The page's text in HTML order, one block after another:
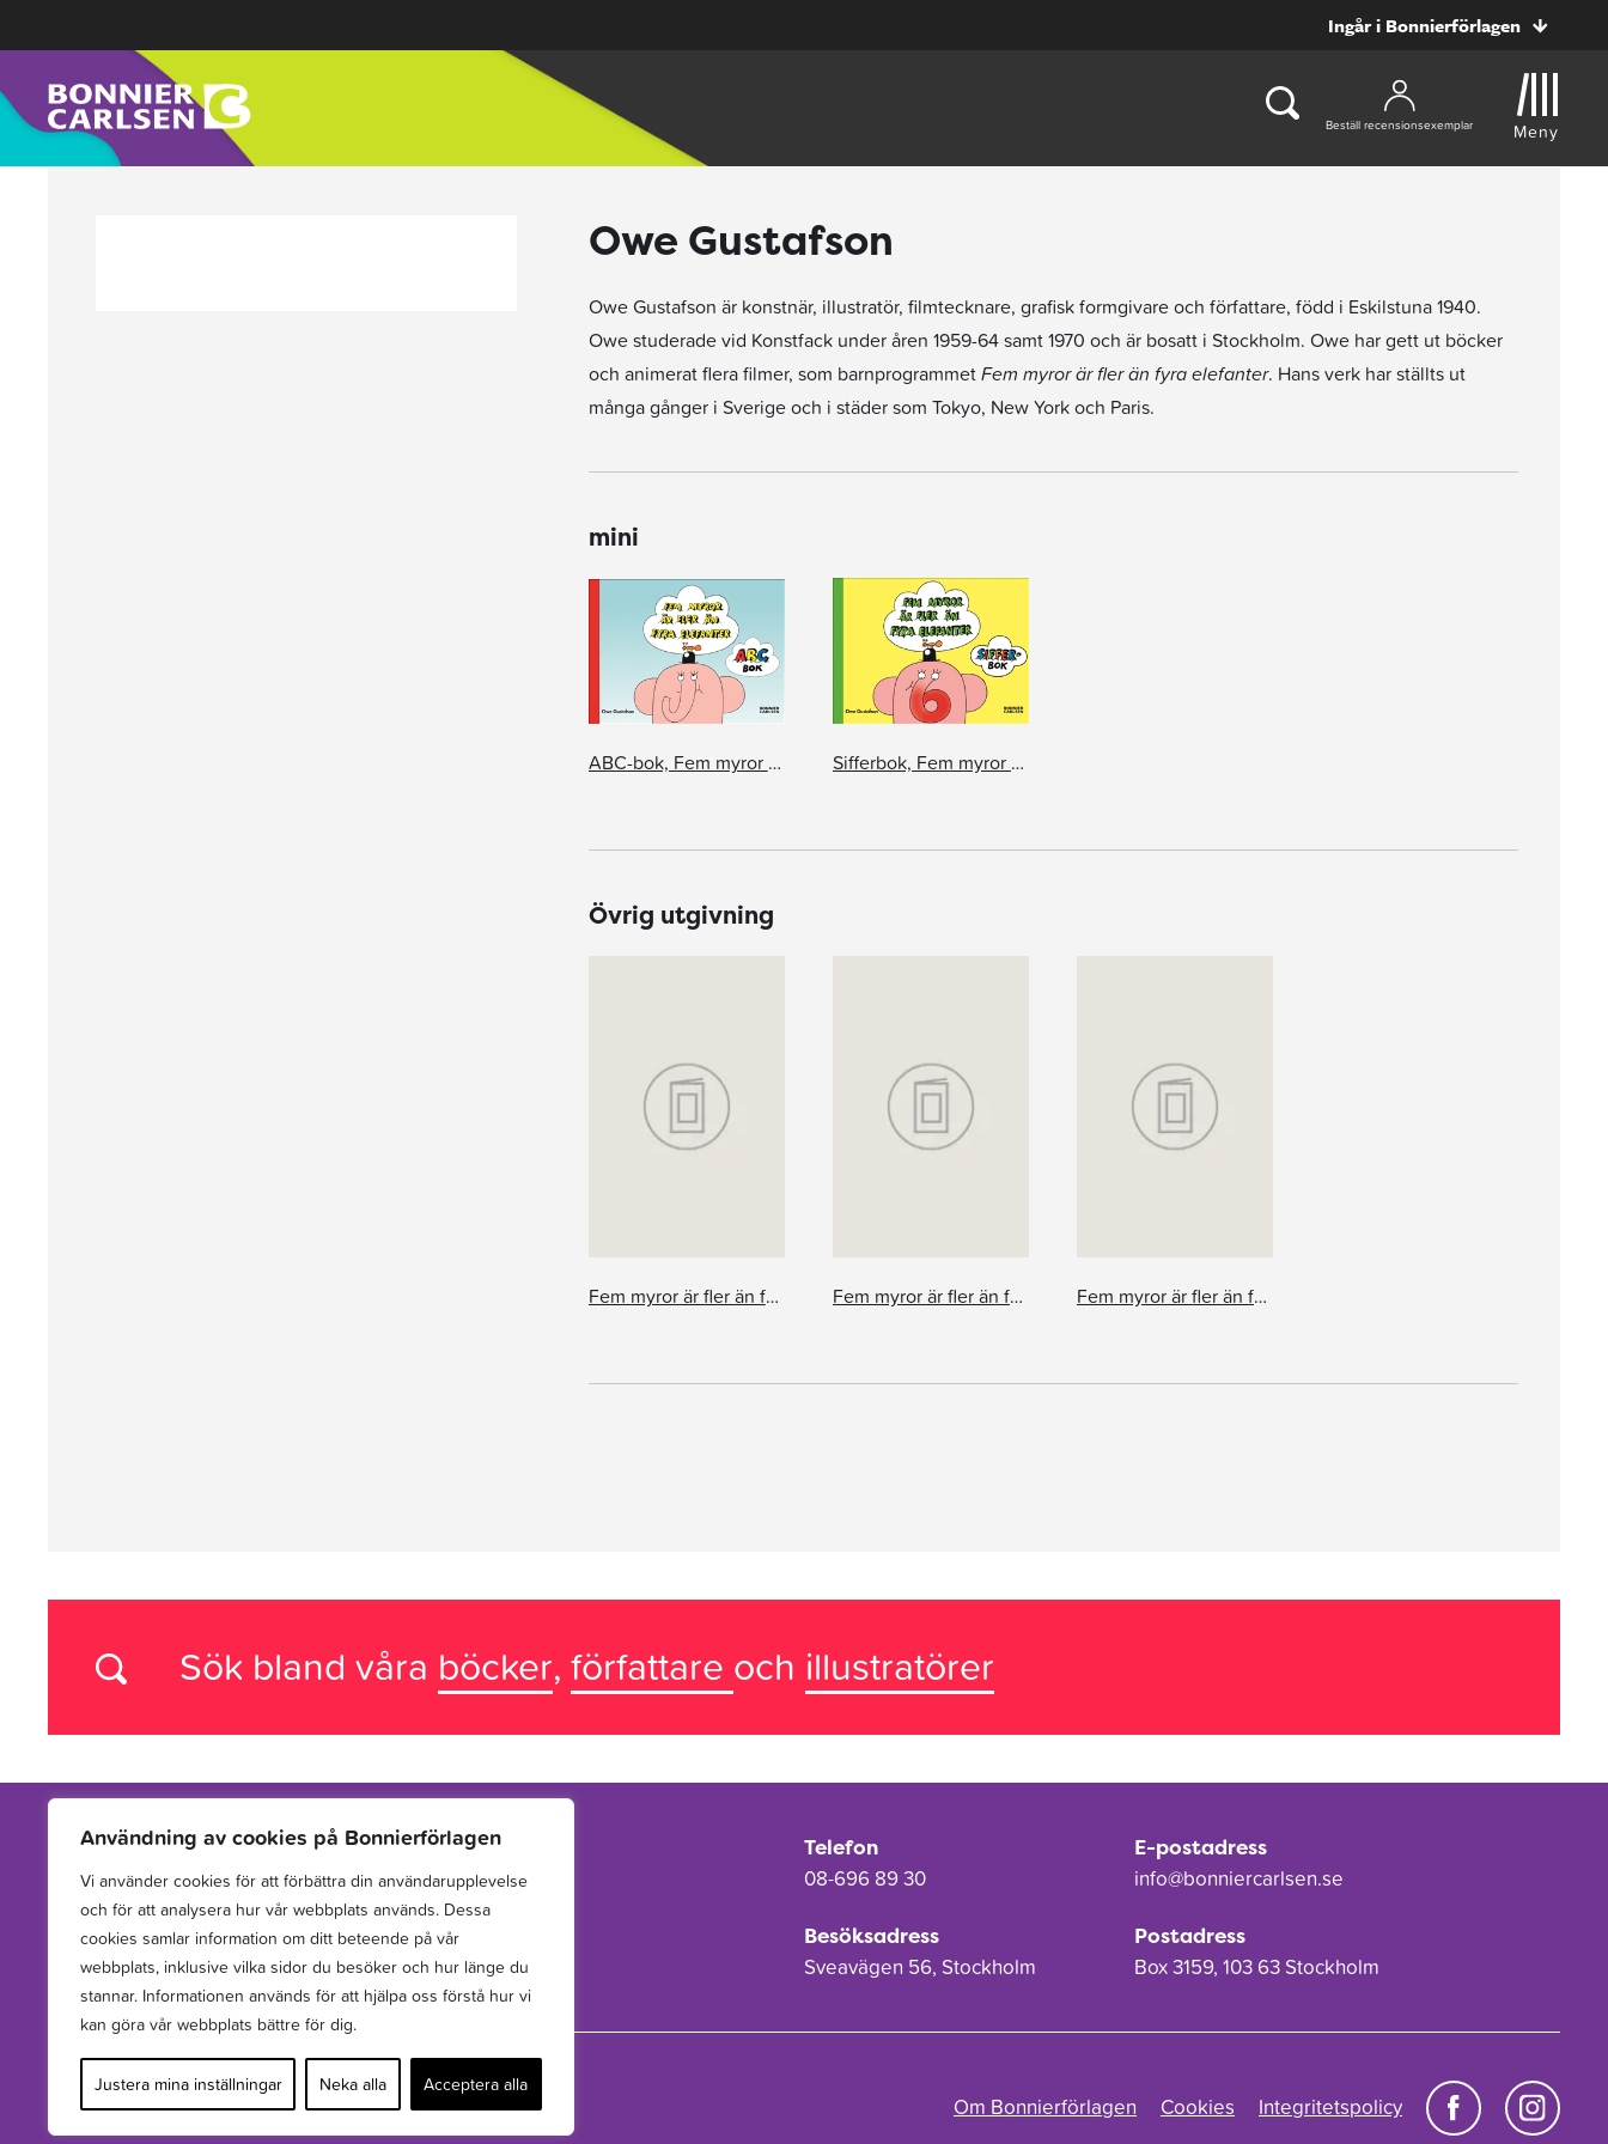
Användning av cookies på Bonnierförlagen
Vi använder cookies för att förbättra din användarupplevelse
och för att analysera hur vår webbplats används. Dessa
cookies samlar information om ditt beteende på vår
webbplats, inklusive vilka sidor du besöker och hur länge du
stannar. Informationen används för att hjälpa oss förstå hur vi
kan göra vår webbplats bättre för dig.
Justera mina inställningar Neka alla Acceptera alla
Ingår i Bonnierförlagen
Beställ recensionsexemplar Meny
Owe Gustafson
Owe Gustafson är konstnär, illustratör, filmtecknare, grafisk formgivare och författare, född i Eskilstuna 1940.
Owe studerade vid Konstfack under åren 1959-64 samt 1970 och är bosatt i Stockholm. Owe har gett ut böcker
och animerat flera filmer, som barnprogrammetFem myror är fler än fyra elefanter. Hans verk har ställts ut
många gånger i Sverige och i städer som Tokyo, New York och Paris.
mini
ABC-bok, Fem myror är fler än fyra elefanter (miniformat) Sifferbok, Fem myror är fler än fyra elefanter (miniformat)
Övrig utgivning
Fem myror är fler än fyra elefanter - Lek och lär. Pysselbok Fem myror är fler än fyra elefanter - sifferbok Fem myror är fler än fyra elefanter, ABC
Sök bland våra böcker,författare och illustratörer
Vi arbetar med att hitta, utveckla, publicera och sprida
berättelser för barn och unga.
Telefon
08-696 89 30
E-postadress
info@bonniercarlsen.se
Besöksadress
Sveavägen 56, Stockholm
Postadress
Box 3159, 103 63 Stockholm
Om Bonnierförlagen Cookies Integritetspolicy